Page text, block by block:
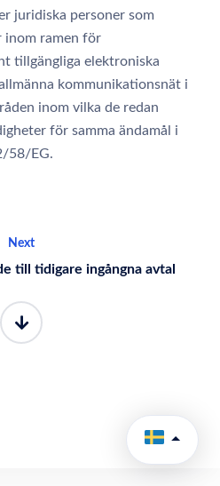
juridiska personer som
inom ramen för
tillgängliga elektroniska
kommunikationsnät i
inom vilka de redan
för samma ändamål i
58/EG.
Next
till tidigare ingångna avtal